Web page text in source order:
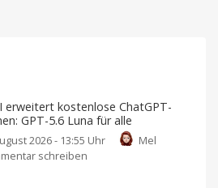
erweitert kostenlose ChatGPT-
GPT-5.6 Luna für alle
2026 - 13:55 Uhr
Mel
schreiben